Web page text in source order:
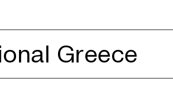
Greece